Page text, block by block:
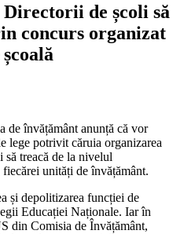
de școli să
concurs organizat
de învățământ anunță că vor
lege potrivit căruia organizarea
treacă de la nivelul
unități de învățământ.
și depolitizarea funcției de
Educației Naționale. Iar în
din Comisia de Învățământ,